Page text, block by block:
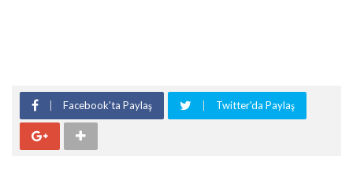
Facebook'ta Paylaş Twitter'da Paylaş